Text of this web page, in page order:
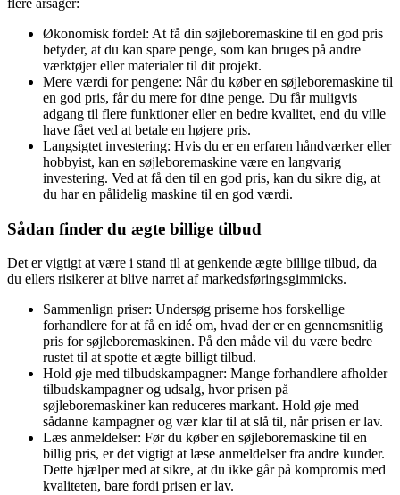
Økonomisk fordel: At få din søjleboremaskine til en god pris
betyder, at du kan spare penge, som kan bruges på andre
værktøjer eller materialer til dit projekt.
Mere værdi for pengene: Når du køber en søjleboremaskine til
en god pris, får du mere for dine penge. Du får muligvis
adgang til flere funktioner eller en bedre kvalitet, end du ville
have fået ved at betale en højere pris.
Langsigtet investering: Hvis du er en erfaren håndværker eller
hobbyist, kan en søjleboremaskine være en langvarig
investering. Ved at få den til en god pris, kan du sikre dig, at
du har en pålidelig maskine til en god værdi.
Sådan finder du ægte billige tilbud
Det er vigtigt at være i stand til at genkende ægte billige tilbud, da
du ellers risikerer at blive narret af markedsføringsgimmicks.
Sammenlign priser: Undersøg priserne hos forskellige
forhandlere for at få en idé om, hvad der er en gennemsnitlig
pris for søjleboremaskinen. På den måde vil du være bedre
rustet til at spotte et ægte billigt tilbud.
Hold øje med tilbudskampagner: Mange forhandlere afholder
tilbudskampagner og udsalg, hvor prisen på
søjleboremaskiner kan reduceres markant. Hold øje med
sådanne kampagner og vær klar til at slå til, når prisen er lav.
Læs anmeldelser: Før du køber en søjleboremaskine til en
billig pris, er det vigtigt at læse anmeldelser fra andre kunder.
Dette hjælper med at sikre, at du ikke går på kompromis med
kvaliteten, bare fordi prisen er lav.